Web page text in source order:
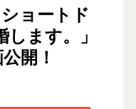
ョートド
ます。」
開！